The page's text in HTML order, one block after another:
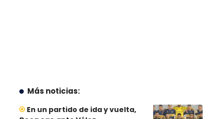
Más noticias:
En un partido de ida y vuelta,